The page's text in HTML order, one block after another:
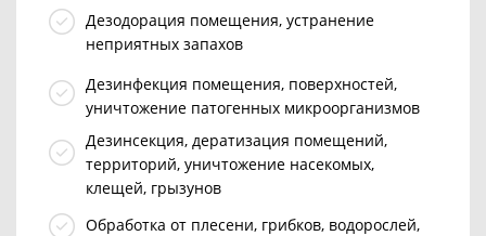
Дезодорация помещения, устранение
неприятных запахов
Дезинфекция помещения, поверхностей,
уничтожение патогенных микроорганизмов
Дезинсекция, дератизация помещений,
территорий, уничтожение насекомых,
клещей, грызунов
Обработка от плесени, грибков, водорослей,